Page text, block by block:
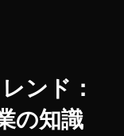
ンド：
の知識